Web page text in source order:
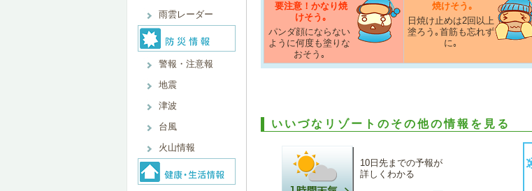
雨雲レーダー
警報・注意報
地震
津波
台風
火山情報
要注意！かなり焼
けそう｡
パンダ顔にならない
ように何度も塗りな
おそう｡
焼けそう｡
日焼け止めは2回以上
塗ろう｡首筋も忘れず
に｡
いいづなリゾートのその他の情報を見る
10日先までの予報が
詳しくわかる